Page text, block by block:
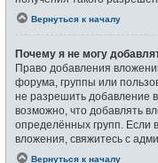
Вернуться к началу
Почему я не могу
Право добавления
форума, группы или
не разрешить добавление
возможно, что добавлять
определённых групп. Если
вложения, свяжитесь с
Вернуться к началу